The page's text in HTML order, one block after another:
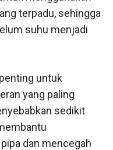
terpadu, sehingga
suhu menjadi
untuk
yang paling
sedikit
dan mencegah